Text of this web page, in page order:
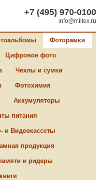
+7 (495) 970-0100
info@miltex.ru
Фоторамки
Цифровое фото
Чехлы и сумки
Фотохимия
Аккумуляторы
питания
и Видеокассеты
продукция
и ридеры